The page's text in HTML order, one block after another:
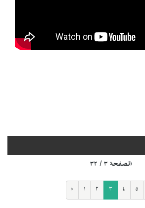
الصفحة ٣ / ٣٢
‹ ١ ٢ ٣ ٤ ٥